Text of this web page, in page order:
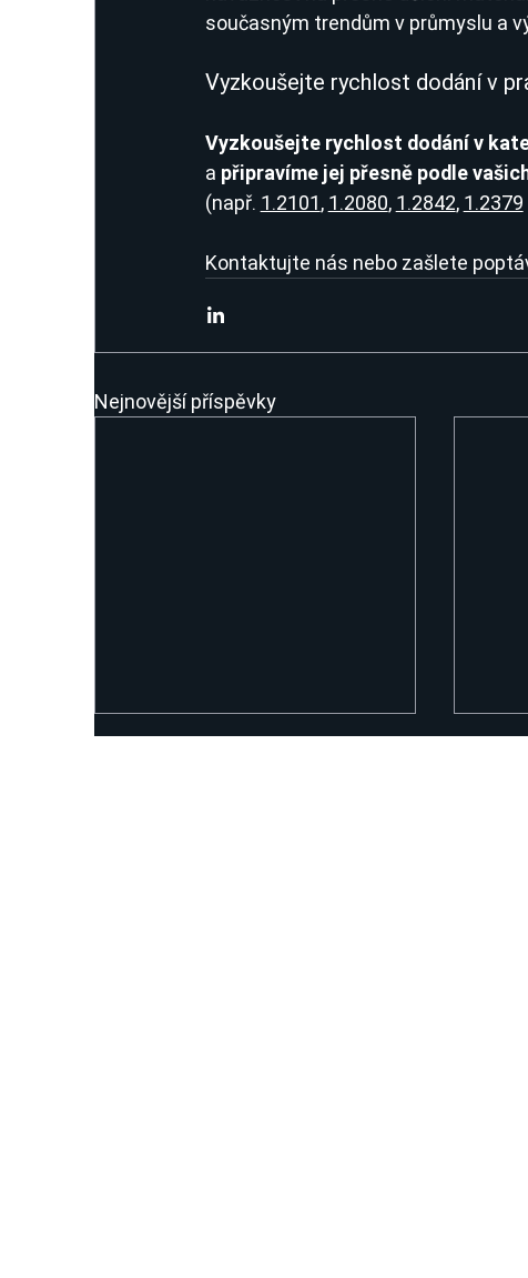
současným trendům v průmyslu a
Vyzkoušejte rychlost dodání v
Vyzkoušejte rychlost dodání v
a připravíme jej přesně podle
(např. 1.2101, 1.2080, 1.2842, 1.2379
Kontaktujte nás nebo zašlete
Nejnovější příspěvky